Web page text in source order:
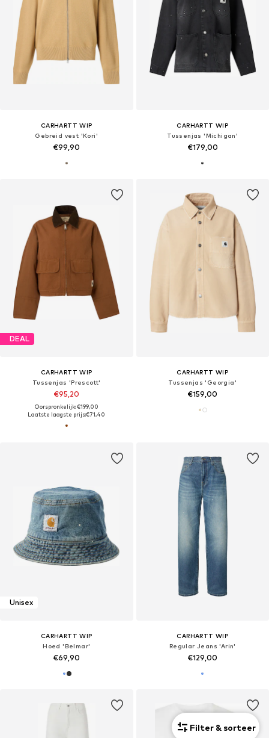
CARHARTT WIP
Gebreid vest 'Kori'
€99,90
CARHARTT WIP
Tussenjas 'Michigan'
€179,00
DEAL
CARHARTT WIP
Tussenjas 'Prescott'
€95,20
Oorspronkelijk: €199,00
Laatste laagste prijs:€71,40
CARHARTT WIP
Tussenjas 'Georgia'
€159,00
Unisex
CARHARTT WIP
Hoed 'Belmar'
€69,90
CARHARTT WIP
Regular Jeans 'Arin'
€129,00
Filter & sorteer